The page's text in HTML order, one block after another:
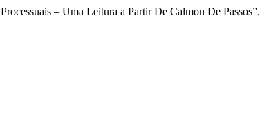
– Uma Leitura a Partir De Calmon De Passos”.